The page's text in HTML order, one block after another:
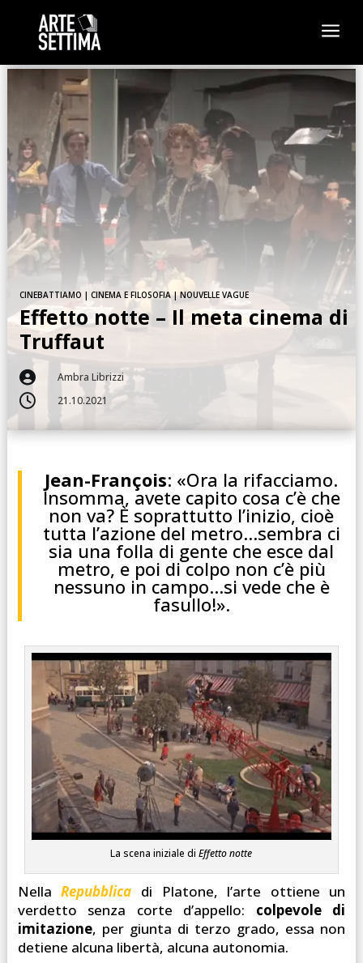
a
CINEBATTIAMO | CINEMA E FILOSOFIA|NOUVELLE VAGUE
Effetto notte – Il meta cinema di
Truffaut
 Ambra Librizzi
 21.10.2021
Jean-François: «Ora la rifacciamo.
Insomma, avete capito cosa c’è che
non va? È soprattutto l’inizio, cioè
tutta l’azione del metro…sembra ci
sia una folla di gente che esce dal
metro, e poi di colpo non c’è più
nessuno in campo…si vede che è
fasullo!».
La scena iniziale diEffetto notte
NellaRepubblica di Platone, l’arte ottiene un
verdetto senza corte d’appello: colpevole di
imitazione, per giunta di terzo grado, essa non
detiene alcuna libertà, alcuna autonomia.